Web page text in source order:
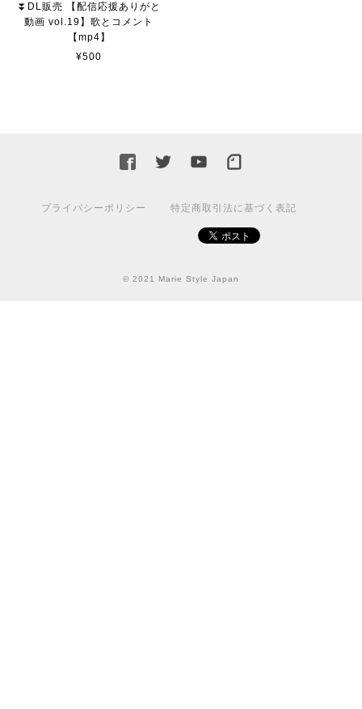
⏬DL販売 【配信応援ありがと
動画 vol.19】歌とコメント
【mp4】
¥500
プライバシーポリシー 特定商取引法に基づく表記
© 2021 Marie Style Japan